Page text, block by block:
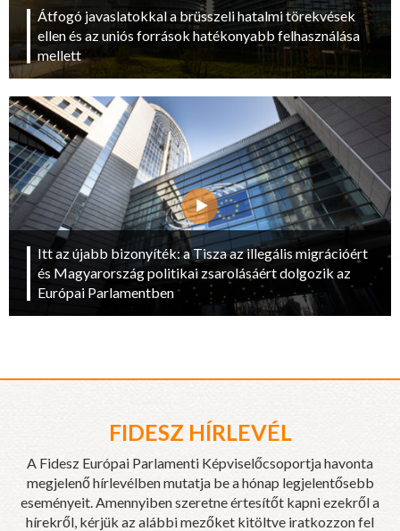
Átfogó javaslatokkal a brüsszeli hatalmi törekvések
ellen és az uniós források hatékonyabb felhasználása
mellett
Itt az újabb bizonyíték: a Tisza az illegális migrációért
és Magyarország politikai zsarolásáért dolgozik az
Európai Parlamentben
FIDESZ HÍRLEVÉL
A Fidesz Európai Parlamenti Képviselőcsoportja havonta
megjelenő hírlevélben mutatja be a hónap legjelentősebb
eseményeit. Amennyiben szeretne értesítőt kapni ezekről a
hírekről, kérjük az alábbi mezőket kitöltve iratkozzon fel